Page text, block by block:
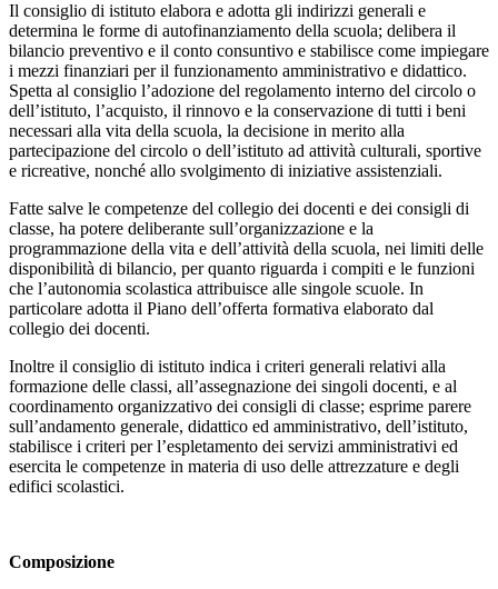
Il consiglio di istituto elabora e adotta gli indirizzi generali e
determina le forme di autofinanziamento della scuola; delibera il
bilancio preventivo e il conto consuntivo e stabilisce come impiegare
i mezzi finanziari per il funzionamento amministrativo e didattico.
Spetta al consiglio l’adozione del regolamento interno del circolo o
dell’istituto, l’acquisto, il rinnovo e la conservazione di tutti i beni
necessari alla vita della scuola, la decisione in merito alla
partecipazione del circolo o dell’istituto ad attività culturali, sportive
e ricreative, nonché allo svolgimento di iniziative assistenziali.
Fatte salve le competenze del collegio dei docenti e dei consigli di
classe, ha potere deliberante sull’organizzazione e la
programmazione della vita e dell’attività della scuola, nei limiti delle
disponibilità di bilancio, per quanto riguarda i compiti e le funzioni
che l’autonomia scolastica attribuisce alle singole scuole. In
particolare adotta il Piano dell’offerta formativa elaborato dal
collegio dei docenti.
Inoltre il consiglio di istituto indica i criteri generali relativi alla
formazione delle classi, all’assegnazione dei singoli docenti, e al
coordinamento organizzativo dei consigli di classe; esprime parere
sull’andamento generale, didattico ed amministrativo, dell’istituto,
stabilisce i criteri per l’espletamento dei servizi amministrativi ed
esercita le competenze in materia di uso delle attrezzature e degli
edifici scolastici.
Composizione